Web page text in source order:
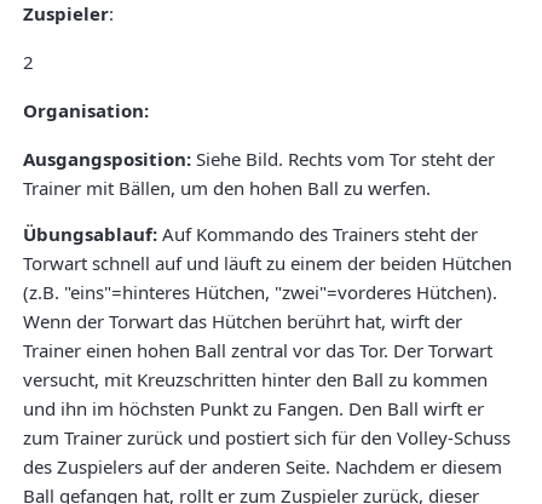
Zuspieler:
2
Organisation:
Ausgangsposition: Siehe Bild. Rechts vom Tor steht der
Trainer mit Bällen, um den hohen Ball zu werfen.
Übungsablauf: Auf Kommando des Trainers steht der
Torwart schnell auf und läuft zu einem der beiden Hütchen
(z.B. "eins"=hinteres Hütchen, "zwei"=vorderes Hütchen).
Wenn der Torwart das Hütchen berührt hat, wirft der
Trainer einen hohen Ball zentral vor das Tor. Der Torwart
versucht, mit Kreuzschritten hinter den Ball zu kommen
und ihn im höchsten Punkt zu Fangen. Den Ball wirft er
zum Trainer zurück und postiert sich für den Volley-Schuss
des Zuspielers auf der anderen Seite. Nachdem er diesem
Ball gefangen hat, rollt er zum Zuspieler zurück, dieser